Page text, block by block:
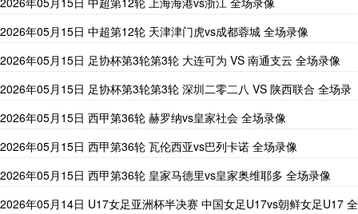
2026年05月15日 中超第12轮 天津津门虎vs成都蓉城 全场录像
2026年05月15日 足协杯第3轮第3轮 大连可为 VS 南通支云 全场录像
2026年05月15日 足协杯第3轮第3轮 深圳二零二八 VS 陕西联合 全场录
像
2026年05月15日 西甲第36轮 赫罗纳vs皇家社会 全场录像
2026年05月15日 西甲第36轮 瓦伦西亚vs巴列卡诺 全场录像
2026年05月15日 西甲第36轮 皇家马德里vs皇家奥维耶多 全场录像
2026年05月14日 U17女足亚洲杯半决赛 中国女足U17vs朝鲜女足U17 全